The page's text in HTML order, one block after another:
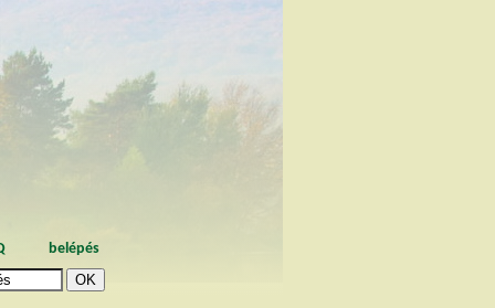
belépés